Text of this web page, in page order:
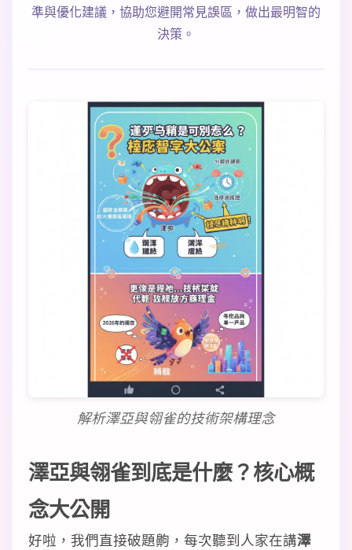
準與優化建議，協助您避開常見誤區，做出最明智的
決策。
解析澤亞與翎雀的技術架構理念
澤亞與翎雀到底是什麼？核心概
念大公開
好啦，我們直接破題齁，每次聽到人家在講澤